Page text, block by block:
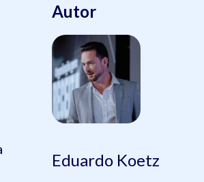
Autor
Eduardo Koetz